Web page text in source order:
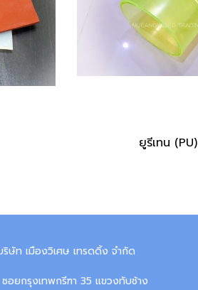
ยูรีเทน (PU)
ริษัท เมืองวิเศษ เทรดดิ้ง จำกัด
อยกรุงเทพกรีฑา 35 แขวงทับช้าง